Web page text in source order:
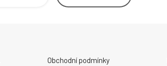
Obchodní podmínky